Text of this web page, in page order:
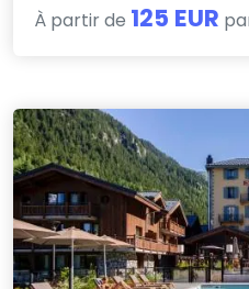
À partir de 125 EUR